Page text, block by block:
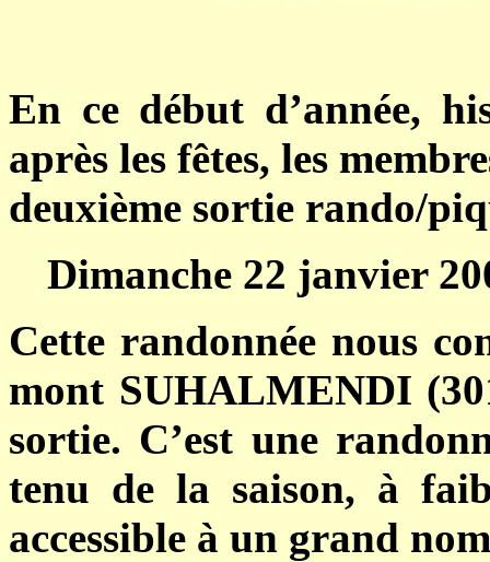
En ce début d’année,
après les fêtes, les
deuxième sortie rando/
Dimanche 22 janvier
Cette randonnée nous
mont SUHALMENDI
sortie. C’est une
tenu de la saison, à
accessible à un grand